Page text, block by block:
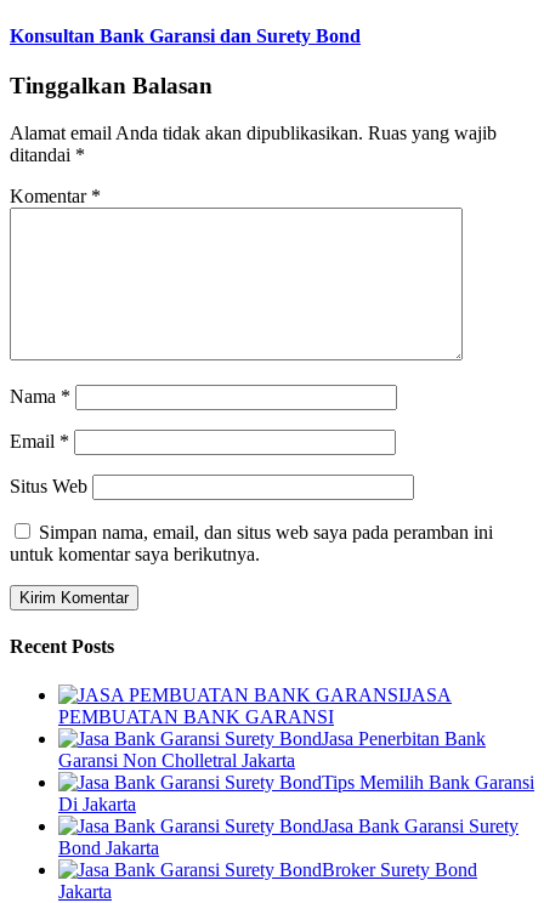
Konsultan Bank Garansi dan Surety Bond
Tinggalkan Balasan
Alamat email Anda tidak akan dipublikasikan. Ruas yang wajib
ditandai *
Komentar *
Nama *
Email *
Situs Web
Simpan nama, email, dan situs web saya pada peramban ini
untuk komentar saya berikutnya.
Recent Posts
JASA
PEMBUATAN BANK GARANSI
Jasa Penerbitan Bank
Garansi Non Cholletral Jakarta
Tips Memilih Bank Garansi
Di Jakarta
Jasa Bank Garansi Surety
Bond Jakarta
Broker Surety Bond
Jakarta